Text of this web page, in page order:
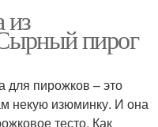
из
пирог
для пирожков – это
некую изюминку. И она
тесто. Как